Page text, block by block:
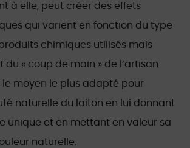
à elle, peut créer des effets
qui varient en fonction du type
chimiques utilisés mais
du « coup de main » de l’artisan
le moyen le plus adapté pour
naturelle du laiton en lui donnant
unique et en mettant en valeur sa
naturelle.